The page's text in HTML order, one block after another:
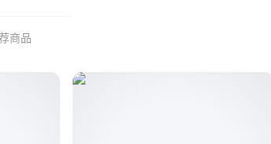
12档变速箱的关键性能如何匹配不同工
变速箱的适配性主要体现在三个方面：扭矩容量
商品